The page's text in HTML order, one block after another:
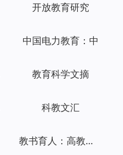
开放教育研究
中国电力教育：中
教育科学文摘
科教文汇
教书育人：高教论坛